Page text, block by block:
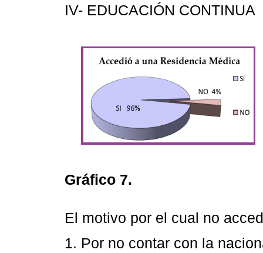
IV- EDUCACIÓN CONTINUA
Gráfico 7.
El motivo por el cual no
1. Por no contar con la